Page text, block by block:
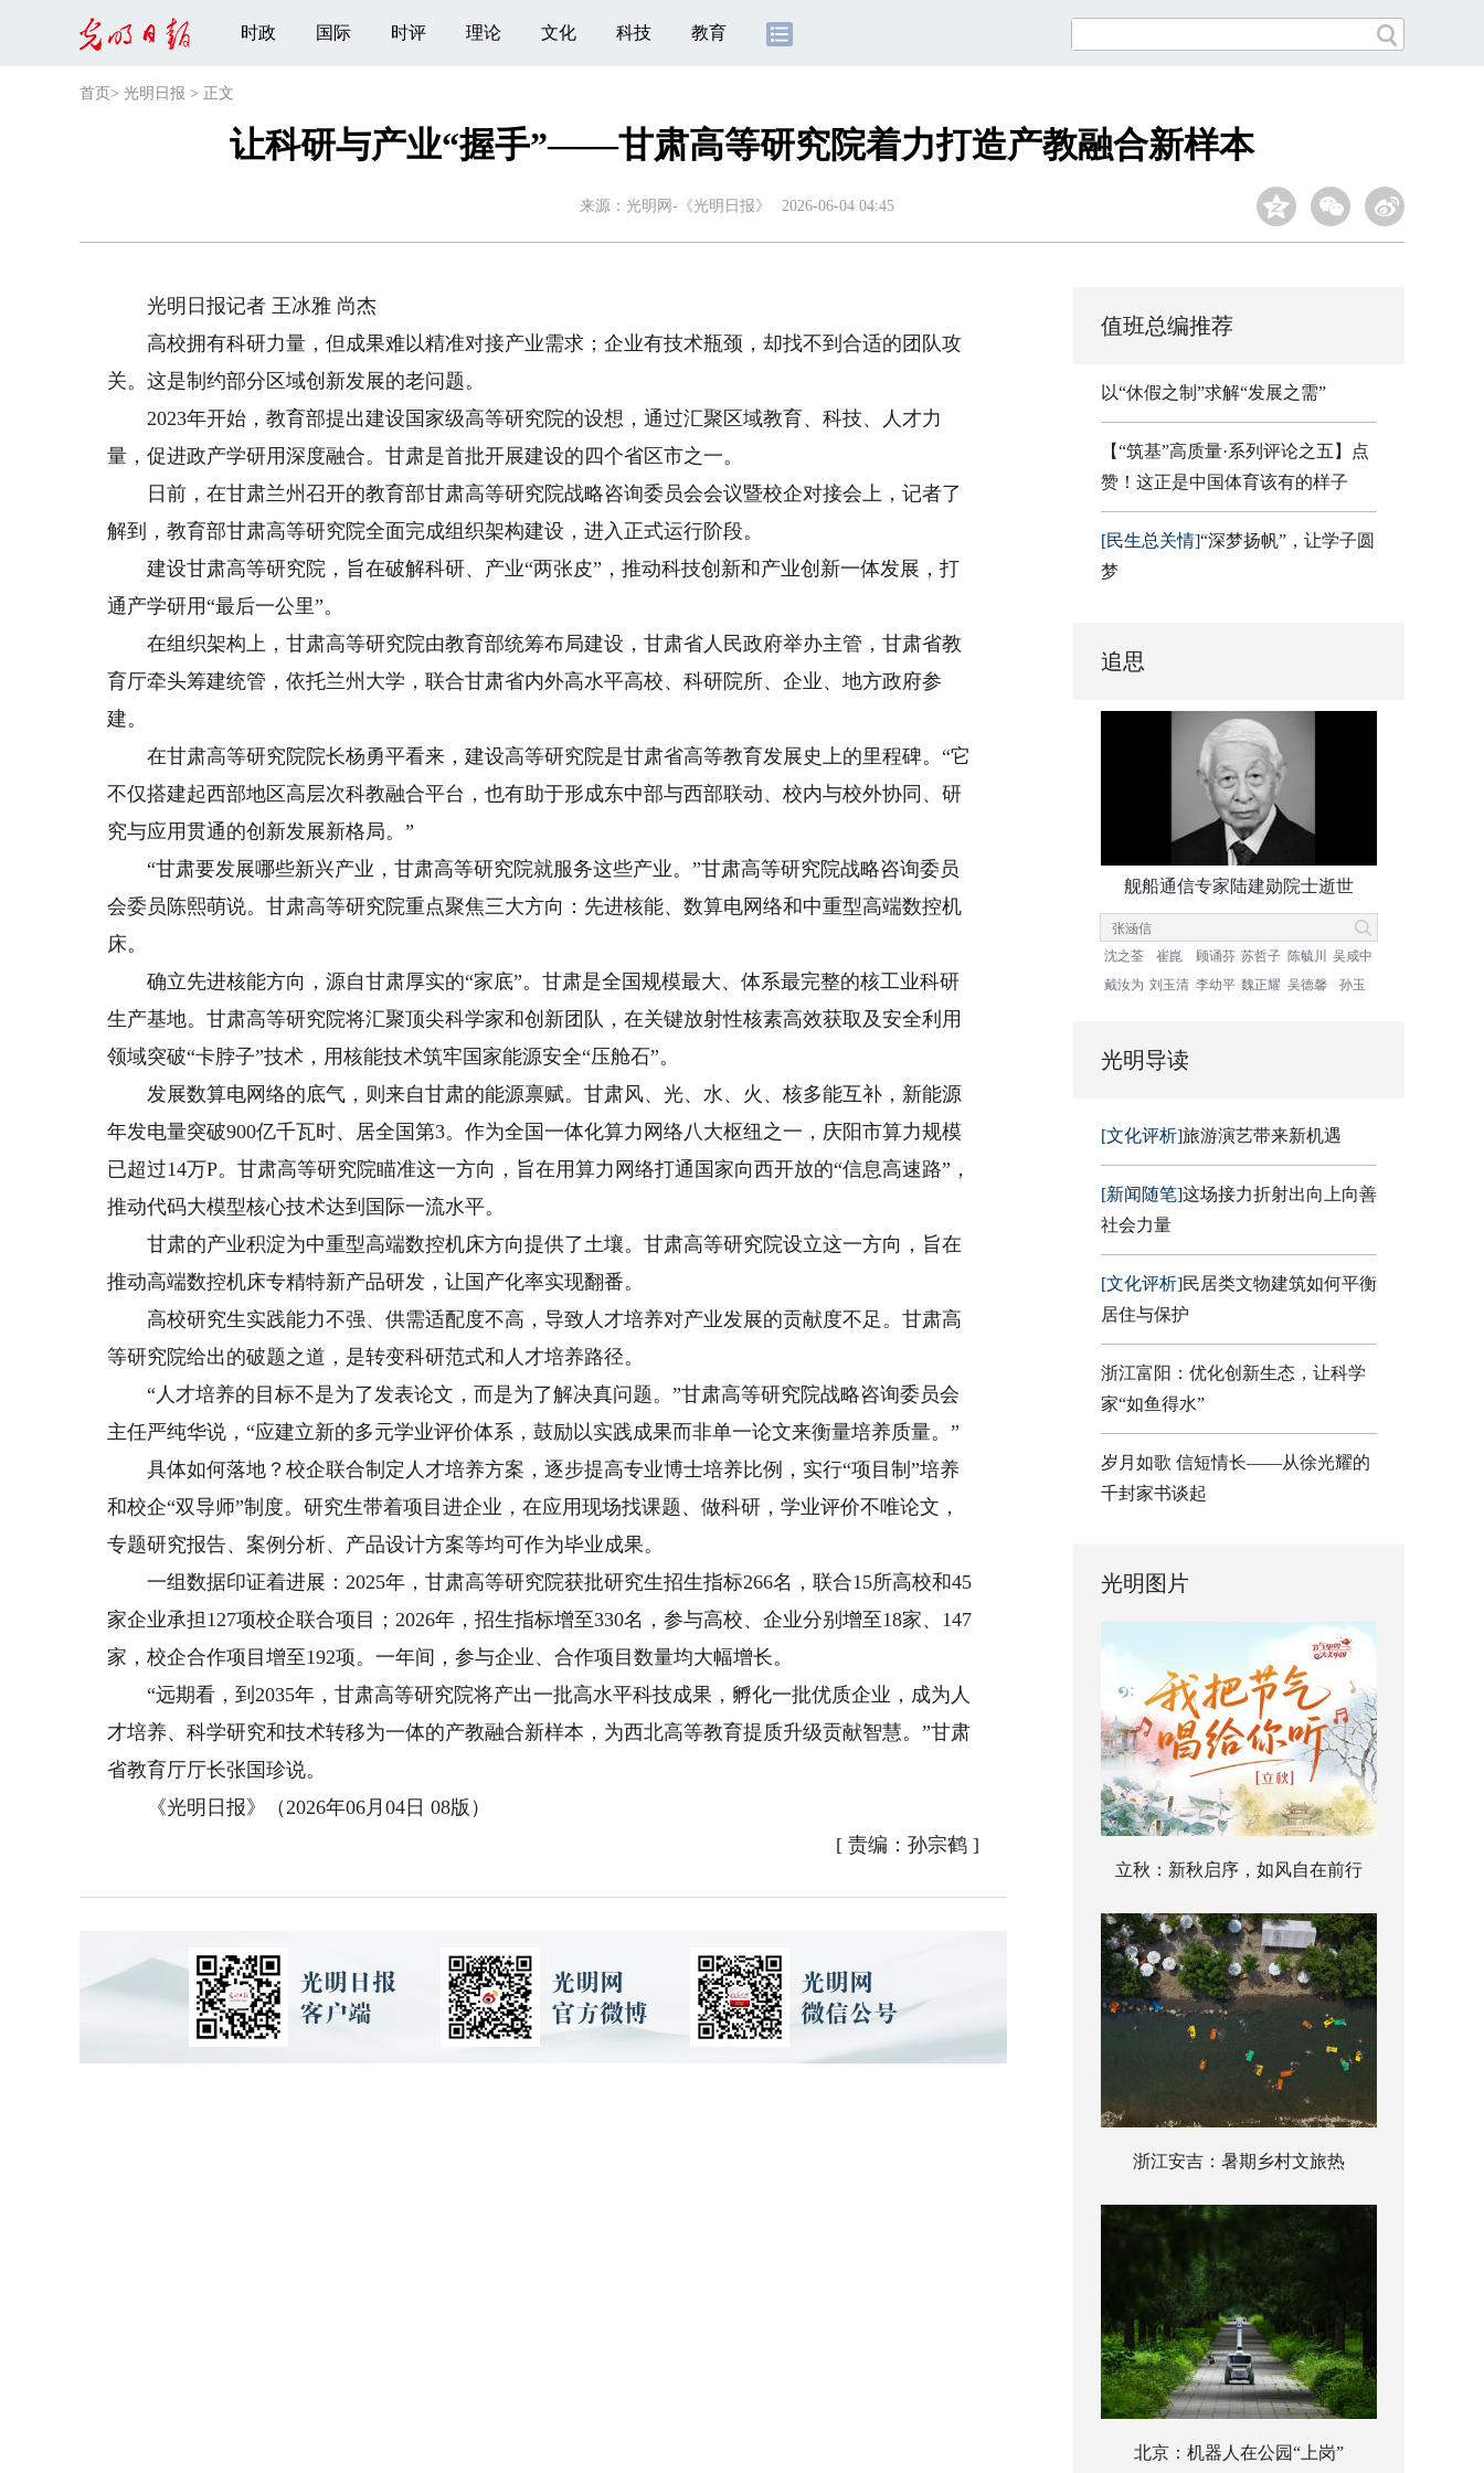
时政 国际 时评 理论 文化 科技 教育
首页 > 光明日报 > 正文
让科研与产业“握手”——甘肃高等研究院着力打造产教融合新样本
来源： 光明网-《光明日报》 2026-06-04 04:45
光明日报记者 王冰雅 尚杰
高校拥有科研力量，但成果难以精准对接产业需求；企业有技术瓶颈，却找不到合适的团队攻
关。这是制约部分区域创新发展的老问题。
2023年开始，教育部提出建设国家级高等研究院的设想，通过汇聚区域教育、科技、人才力
量，促进政产学研用深度融合。甘肃是首批开展建设的四个省区市之一。
日前，在甘肃兰州召开的教育部甘肃高等研究院战略咨询委员会会议暨校企对接会上，记者了
解到，教育部甘肃高等研究院全面完成组织架构建设，进入正式运行阶段。
建设甘肃高等研究院，旨在破解科研、产业“两张皮”，推动科技创新和产业创新一体发展，打
通产学研用“最后一公里”。
在组织架构上，甘肃高等研究院由教育部统筹布局建设，甘肃省人民政府举办主管，甘肃省教
育厅牵头筹建统管，依托兰州大学，联合甘肃省内外高水平高校、科研院所、企业、地方政府参
建。
在甘肃高等研究院院长杨勇平看来，建设高等研究院是甘肃省高等教育发展史上的里程碑。“它
不仅搭建起西部地区高层次科教融合平台，也有助于形成东中部与西部联动、校内与校外协同、研
究与应用贯通的创新发展新格局。”
“甘肃要发展哪些新兴产业，甘肃高等研究院就服务这些产业。”甘肃高等研究院战略咨询委员
会委员陈熙萌说。甘肃高等研究院重点聚焦三大方向：先进核能、数算电网络和中重型高端数控机
床。
确立先进核能方向，源自甘肃厚实的“家底”。甘肃是全国规模最大、体系最完整的核工业科研
生产基地。甘肃高等研究院将汇聚顶尖科学家和创新团队，在关键放射性核素高效获取及安全利用
领域突破“卡脖子”技术，用核能技术筑牢国家能源安全“压舱石”。
发展数算电网络的底气，则来自甘肃的能源禀赋。甘肃风、光、水、火、核多能互补，新能源
年发电量突破900亿千瓦时、居全国第3。作为全国一体化算力网络八大枢纽之一，庆阳市算力规模
已超过14万P。甘肃高等研究院瞄准这一方向，旨在用算力网络打通国家向西开放的“信息高速路”，
推动代码大模型核心技术达到国际一流水平。
甘肃的产业积淀为中重型高端数控机床方向提供了土壤。甘肃高等研究院设立这一方向，旨在
推动高端数控机床专精特新产品研发，让国产化率实现翻番。
高校研究生实践能力不强、供需适配度不高，导致人才培养对产业发展的贡献度不足。甘肃高
等研究院给出的破题之道，是转变科研范式和人才培养路径。
“人才培养的目标不是为了发表论文，而是为了解决真问题。”甘肃高等研究院战略咨询委员会
主任严纯华说，“应建立新的多元学业评价体系，鼓励以实践成果而非单一论文来衡量培养质量。”
具体如何落地？校企联合制定人才培养方案，逐步提高专业博士培养比例，实行“项目制”培养
和校企“双导师”制度。研究生带着项目进企业，在应用现场找课题、做科研，学业评价不唯论文，
专题研究报告、案例分析、产品设计方案等均可作为毕业成果。
一组数据印证着进展：2025年，甘肃高等研究院获批研究生招生指标266名，联合15所高校和45
家企业承担127项校企联合项目；2026年，招生指标增至330名，参与高校、企业分别增至18家、147
家，校企合作项目增至192项。一年间，参与企业、合作项目数量均大幅增长。
“远期看，到2035年，甘肃高等研究院将产出一批高水平科技成果，孵化一批优质企业，成为人
才培养、科学研究和技术转移为一体的产教融合新样本，为西北高等教育提质升级贡献智慧。”甘肃
省教育厅厅长张国珍说。
《光明日报》（2026年06月04日 08版）
[ 责编：孙宗鹤]
值班总编推荐
以“休假之制”求解“发展之需”
【“筑基”高质量·系列评论之五】点
赞！这正是中国体育该有的样子
[民生总关情]“深梦扬帆”，让学子圆
梦
追思
舰船通信专家陆建勋院士逝世
沈之荃 崔崑 顾诵芬 苏哲子 陈毓川
吴咸中
戴汝为 刘玉清 李幼平 魏正耀 吴德馨 孙玉
光明导读
[文化评析]旅游演艺带来新机遇
[新闻随笔]这场接力折射出向上向善
社会力量
[文化评析]民居类文物建筑如何平衡
居住与保护
浙江富阳：优化创新生态，让科学
家“如鱼得水”
岁月如歌 信短情长——从徐光耀的
千封家书谈起
光明图片
立秋：新秋启序，如风自在前行
浙江安吉：暑期乡村文旅热
北京：机器人在公园“上岗”